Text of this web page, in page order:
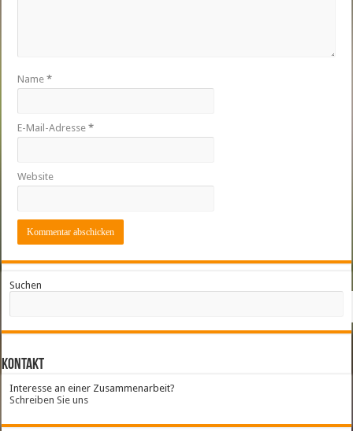
Name*
E-Mail-Adresse*
Website
Suchen
Kontakt
Interesse an einer Zusammenarbeit?
Schreiben Sie uns